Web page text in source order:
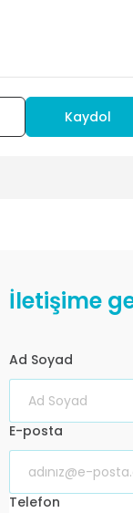
Kaydol
İletişime
Ad Soyad
E-posta
Telefon